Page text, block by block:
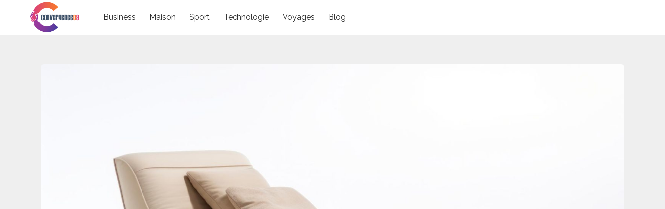
Business Maison Sport Technologie Voyages Blog